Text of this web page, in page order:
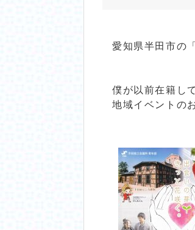
愛知県半田市の
僕が以前在籍し
地域イベントの